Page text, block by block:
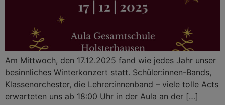
Am Mittwoch, den 17.12.2025 fand wie jedes Jahr unser
besinnliches Winterkonzert statt. Schüler:innen-Bands,
Klassenorchester, die Lehrer:innenband – viele tolle Acts
erwarteten uns ab 18:00 Uhr in der Aula an der […]